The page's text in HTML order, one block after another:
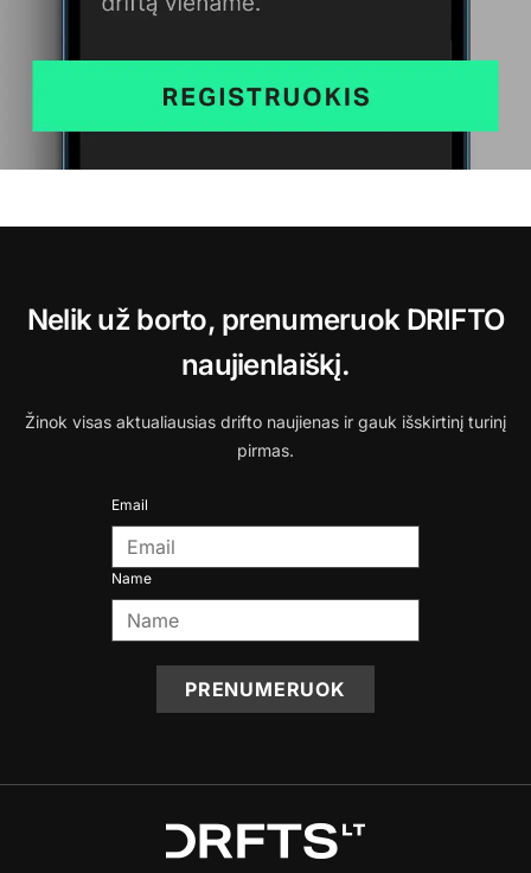
Nelik už borto, prenumeruok DRIFTO
naujienlaiškį.
Žinok visas aktualiausias drifto naujienas ir gauk išskirtinį turinį
pirmas.
Email
Name
PRENUMERUOK